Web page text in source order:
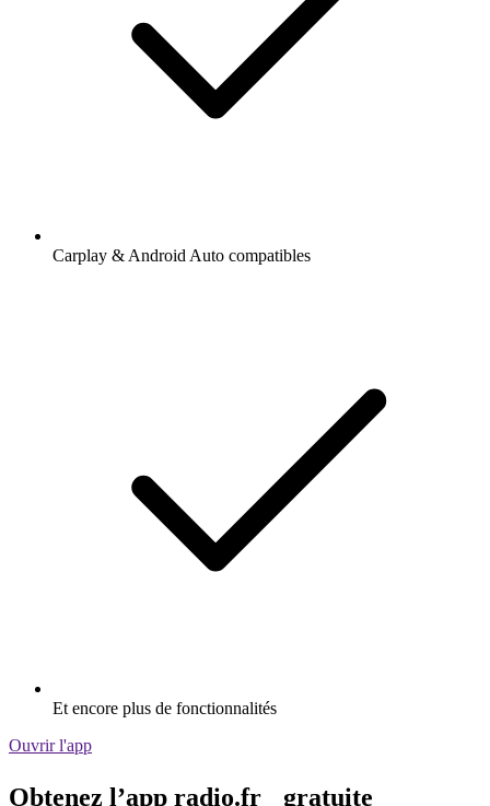
Carplay & Android Auto compatibles
Et encore plus de fonctionnalités
Ouvrir l'app
Obtenez l’app radio.fr gratuite